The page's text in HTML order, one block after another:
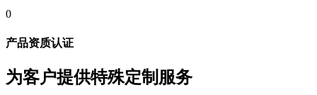
0
产品资质认证
为客户提供特殊定制服务